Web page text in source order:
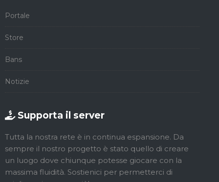
Portale
Store
Bans
Notizie
Supporta il server
Tutta la nostra rete è in continua espansione. Da
sempre il nostro progetto è stato quello di creare
un luogo dove chiunque potesse giocare con la
massima fluidità. Sostienici per permetterci di